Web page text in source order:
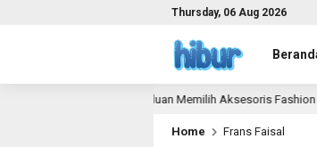
Thursday, 06 Aug 2026
Panduan Memilih Aksesoris Fashion
Home Frans Faisal